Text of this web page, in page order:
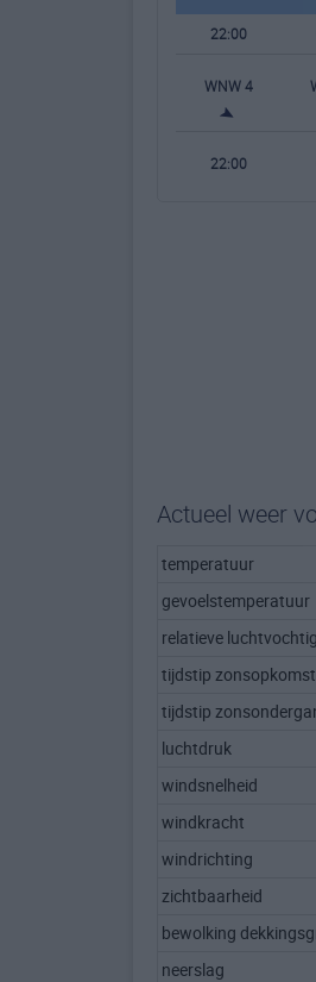
22:00
WNW 4
22:00
Actueel weer
temperatuur
gevoelstemperatuur
relatieve
tijdstip zonsopkomst
tijdstip
luchtdruk
windsnelheid
windkracht
windrichting
zichtbaarheid
bewolking
neerslag